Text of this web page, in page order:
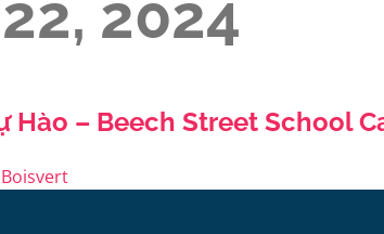
2024
Hào – Beech Street School